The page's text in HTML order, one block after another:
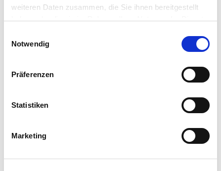
weiteren Daten zusammen, die Sie ihnen bereitgestellt
haben oder die sie im Rahmen Ihrer Nutzung der Dienste
Notwendig
Präferenzen
Statistiken
Marketing